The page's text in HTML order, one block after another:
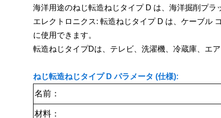
海洋用途のねじ転造ねじタイプ D は、海洋掘削プ
エレクトロニクス: 転造ねじタイプ D は、ケーブル
に使用できます。
転造ねじタイプDは、テレビ、洗濯機、冷蔵庫、エ
ねじ転造ねじタイプ D パラメータ (仕様):
名前：
材料：